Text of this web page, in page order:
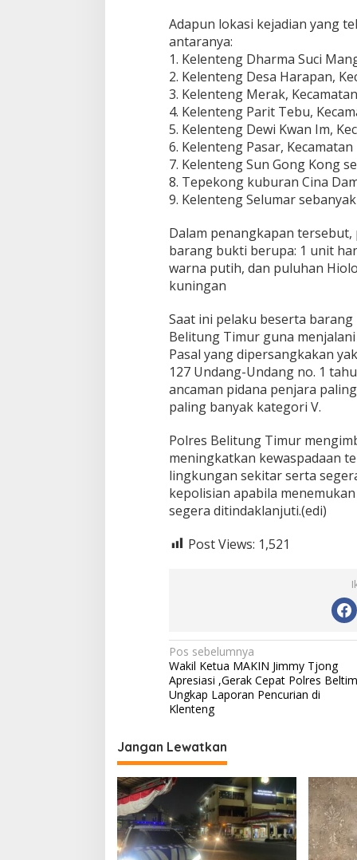
Adapun lokasi kejadian yang
antaranya:
1. Kelenteng Dharma Suci
2. Kelenteng Desa Harapan,
3. Kelenteng Merak,
4. Kelenteng Parit Tebu,
5. Kelenteng Dewi Kwan Im,
6. Kelenteng Pasar,
7. Kelenteng Sun Gong Kong
8. Tepekong kuburan Cina
9. Kelenteng Selumar
Dalam penangkapan
barang bukti berupa: 1 unit
warna putih, dan puluhan
kuningan
Saat ini pelaku beserta
Belitung Timur guna
Pasal yang dipersangkakan
127 Undang-Undang no. 1
ancaman pidana penjara
paling banyak kategori V.
Polres Belitung Timur
meningkatkan kewaspadaan
lingkungan sekitar serta
kepolisian apabila
segera ditindaklanjuti.(edi)
Post Views: 1,521
N
a
v
g
a
s
i
p
Pos sebelumnya
Wakil Ketua MAKIN Jimmy Tjong
Apresiasi ,Gerak Cepat Polres Beltim
Ungkap Laporan Pencurian di
Klenteng
Jangan Lewatkan